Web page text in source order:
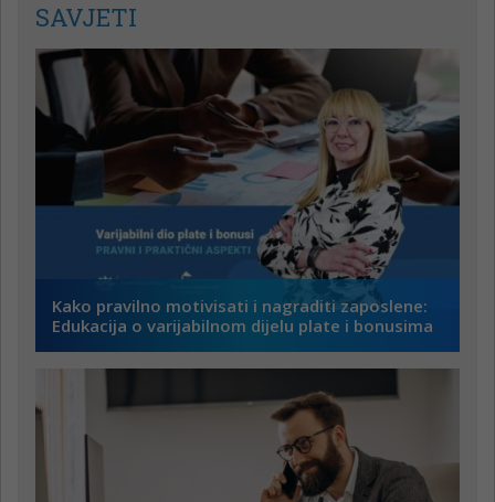
SAVJETI
Kako pravilno motivisati i nagraditi zaposlene:
Edukacija o varijabilnom dijelu plate i bonusima